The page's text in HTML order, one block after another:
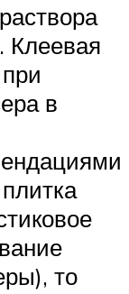
Клеевая
в
то